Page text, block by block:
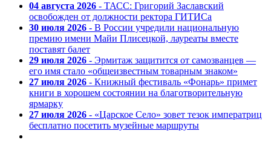
04 августа 2026 - ТАСС: Григорий Заславский
освобожден от должности ректора ГИТИСа
30 июля 2026 - В России учредили национальную
премию имени Майи Плисецкой, лауреаты вместе
поставят балет
29 июля 2026 - Эрмитаж защитится от самозванцев —
его имя стало «общеизвестным товарным знаком»
27 июля 2026 - Книжный фестиваль «Фонарь» примет
книги в хорошем состоянии на благотворительную
ярмарку
27 июля 2026 - «Царское Село» зовет тезок императриц
бесплатно посетить музейные маршруты